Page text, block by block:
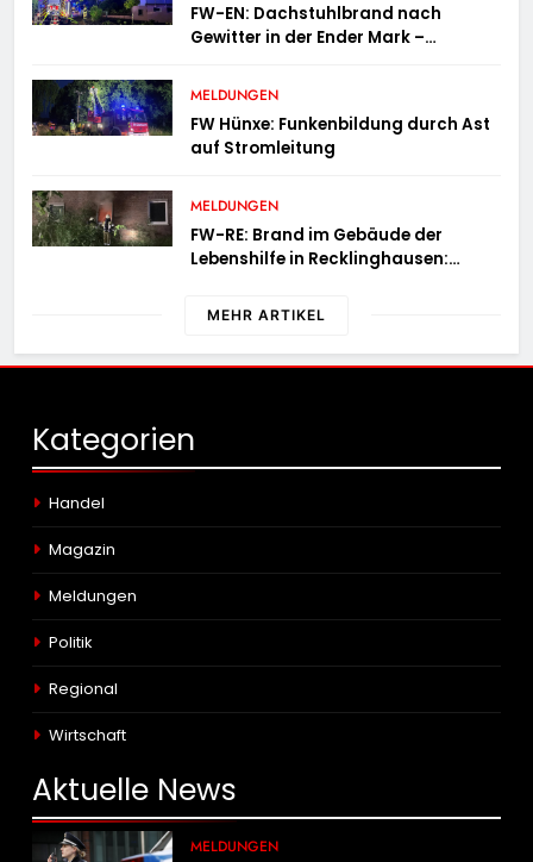
FW-EN: Dachstuhlbrand nach
Gewitter in der Ender Mark –
Brandausbreitung
MELDUNGEN
FW Hünxe: Funkenbildung durch Ast
auf Stromleitung
MELDUNGEN
FW-RE: Brand im Gebäude der
Lebenshilfe in Recklinghausen:
MEHR ARTIKEL
Kategorien
Handel
Magazin
Meldungen
Politik
Regional
Wirtschaft
Aktuelle News
MELDUNGEN